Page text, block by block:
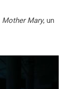
Mother Mary, un